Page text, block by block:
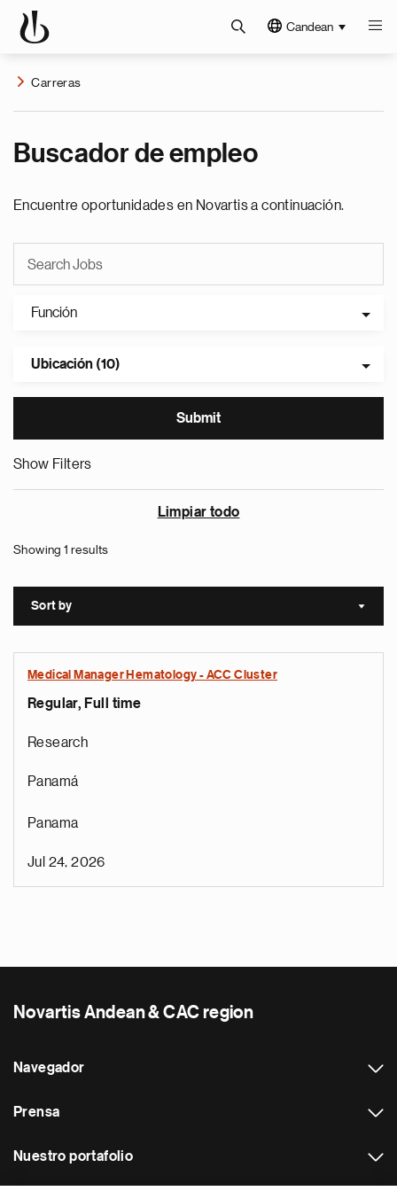
Candean
Carreras
Buscador de empleo
Encuentre oportunidades en Novartis a continuación.
Función
Ubicación (10)
Show Filters
Limpiar todo
Showing 1 results
Sort by Sort
Medical Manager Hematology - ACC Cluster
Regular, Full time
Research
Panamá
Panama
Jul 24, 2026
Novartis Andean & CAC region
Navegador
Prensa
Nuestro portafolio